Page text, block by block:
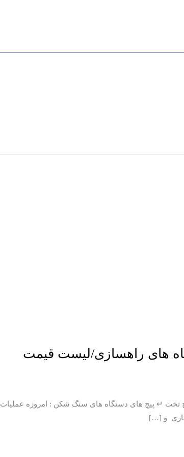
های راهسازی/لیست قیمت
↵ پیچ های دستگاه های سنگ شکن : امروزه عملیات
و […]